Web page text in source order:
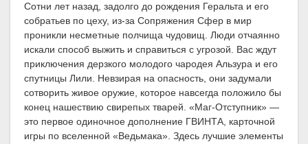
Сотни лет назад, задолго до рождения Геральта и его
собратьев по цеху, из-за Сопряжения Сфер в мир
проникли несметные полчища чудовищ. Люди отчаянно
искали способ выжить и справиться с угрозой. Вас ждут
приключения дерзкого молодого чародея Альзура и его
спутницы Лили. Невзирая на опасность, они задумали
сотворить живое оружие, которое навсегда положило бы
конец нашествию свирепых тварей. «Маг-Отступник» —
это первое одиночное дополнение ГВИНТА, карточной
игры по вселенной «Ведьмака». Здесь лучшие элементы